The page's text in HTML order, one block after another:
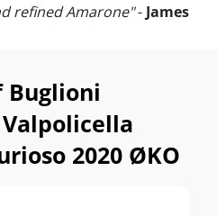
refined Amarone"- James
tastings, but that’s exactly
Galloni
og er du ikke lige i "humør"
et fire-cifret beløb?
sender en nyhedsmail ud, da
Buglioni
2020 ØKO